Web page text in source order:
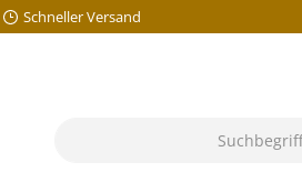
Schneller Versand